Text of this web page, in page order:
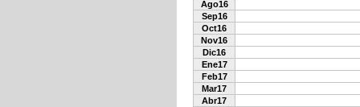
Ago16
Sep16
Oct16
Nov16
Dic16
Ene17
Feb17
Mar17
Abr17